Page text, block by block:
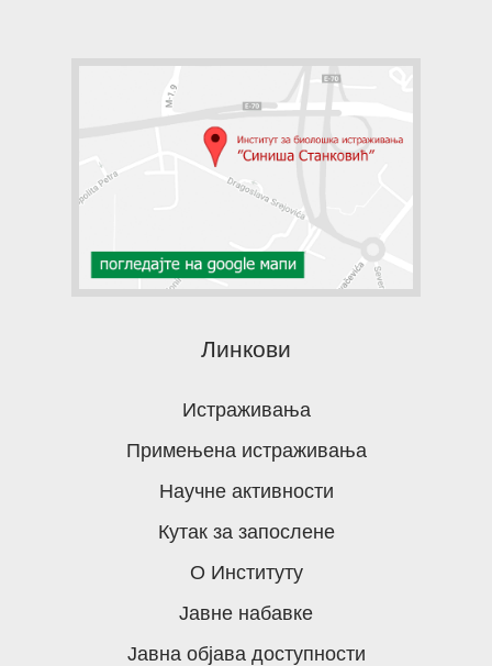
Линкови
Истраживања
Примењена истраживања
Научне активности
Кутак за запослене
О Институту
Јавне набавке
Јавна објава доступности